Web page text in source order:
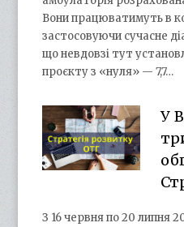
Вони працюватимуть в
застосовуючи сучасне
що невдовзі тут
проєкту з «нуля» — 7,7…
У
З 16 червня по 20 липня